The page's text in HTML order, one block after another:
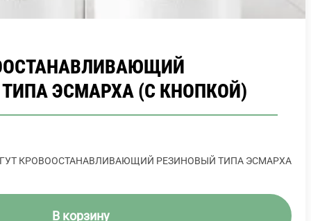
ЭСМАРХА (С КНОПКОЙ)
ЖГУТ КРОВООСТАНАВЛИВАЮЩИЙ РЕЗИНОВЫЙ ТИПА ЭСМАРХА
В корзину